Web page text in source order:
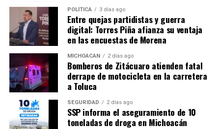
Gobernador Presenta a
Estudiantes de la UMSNH
Cabinas del Futuro
24 septiembre, 2024
En "Michoacán"
Teleférico de Uruapan, un
transporte inclusivo para
En "Michoacán"
POLÍTICA 3 días ago
Entre quejas partidistas y guerra
digital: Torres Piña afianza su ventaja
en las encuestas de Morena
MICHOACÁN 2 días ago
Bomberos de Zitácuaro atienden fatal
derrape de motocicleta en la carretera
a Toluca
SEGURIDAD 2 días ago
SSP informa el aseguramiento de 10
toneladas de droga en Michoacán